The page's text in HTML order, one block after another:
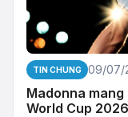
TIN CHUNG 09/07/
Madonna
World Cup 2026